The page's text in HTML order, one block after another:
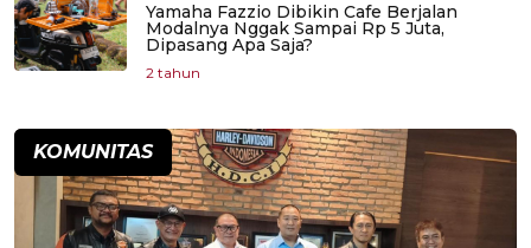
Yamaha Fazzio Dibikin Cafe Berjalan
Modalnya Nggak Sampai Rp 5 Juta,
Dipasang Apa Saja?
2 tahun
KOMUNITAS